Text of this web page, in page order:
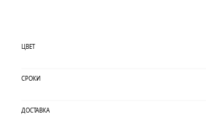
ЦВЕТ
СРОКИ
ДОСТАВКА